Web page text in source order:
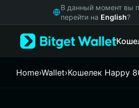
Русский
Italiano
В данный момент вы
перейти на English?
Home›Wallet›Кошелек Happy